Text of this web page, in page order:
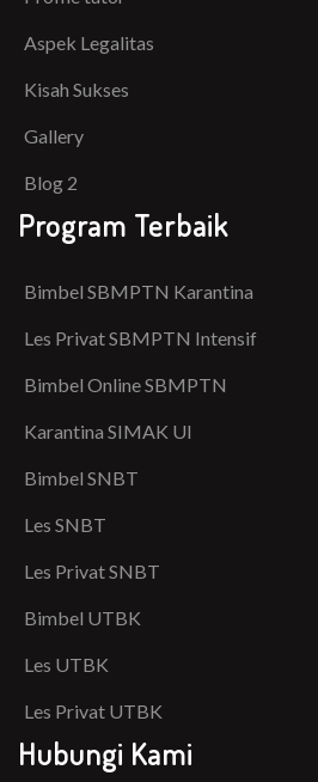
Aspek Legalitas
Kisah Sukses
Gallery
Blog 2
Program Terbaik
Bimbel SBMPTN Karantina
Les Privat SBMPTN Intensif
Bimbel Online SBMPTN
Karantina SIMAK UI
Bimbel SNBT
Les SNBT
Les Privat SNBT
Bimbel UTBK
Les UTBK
Les Privat UTBK
Hubungi Kami